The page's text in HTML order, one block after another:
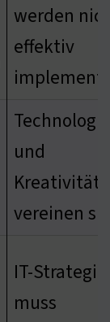
werden
effektiv
Technologie
und
Kreativität
vereinen
IT-Strategie
muss